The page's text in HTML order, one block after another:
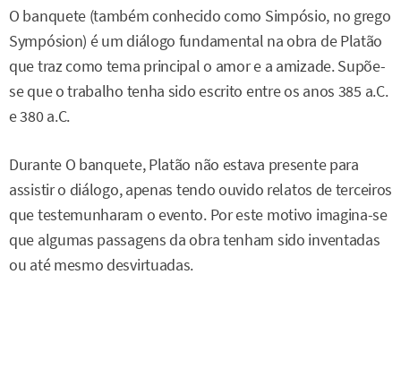
O banquete (também conhecido como Simpósio, no grego
Sympósion) é um diálogo fundamental na obra de Platão
que traz como tema principal o amor e a amizade. Supõe-
se que o trabalho tenha sido escrito entre os anos 385 a.C.
e 380 a.C.
Durante O banquete, Platão não estava presente para
assistir o diálogo, apenas tendo ouvido relatos de terceiros
que testemunharam o evento. Por este motivo imagina-se
que algumas passagens da obra tenham sido inventadas
ou até mesmo desvirtuadas.